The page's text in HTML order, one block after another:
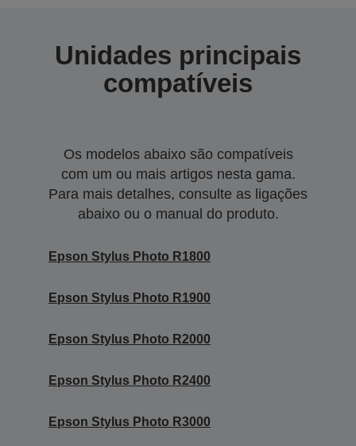
Unidades principais
compatíveis
Os modelos abaixo são compatíveis
com um ou mais artigos nesta gama.
Para mais detalhes, consulte as ligações
abaixo ou o manual do produto.
Epson Stylus Photo R1800
Epson Stylus Photo R1900
Epson Stylus Photo R2000
Epson Stylus Photo R2400
Epson Stylus Photo R3000